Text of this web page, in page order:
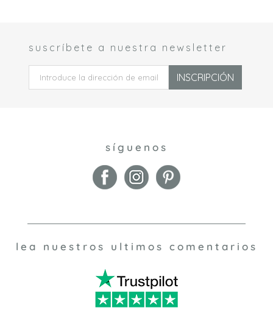
suscríbete a nuestra newsletter
INSCRIPCIÓN
síguenos
lea nuestros ultimos comentarios